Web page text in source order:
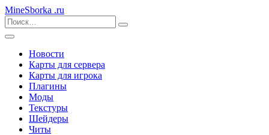
MineSborka .ru
Новости
Карты для сервера
Карты для игрока
Плагины
Моды
Текстуры
Шейдеры
Читы